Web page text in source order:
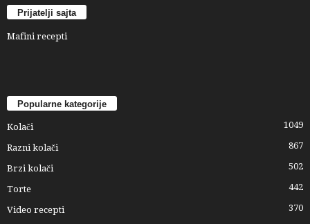
Prijatelji sajta
Mafini recepti
Popularne kategorije
Kolači 1049
Razni kolači 867
Brzi kolači 502
Torte 442
Video recepti
370